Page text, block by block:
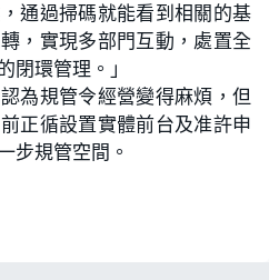
通過掃碼就能看到相關的基
，實現多部門互動，處置全
閉環管理。」
為規管令經營變得麻煩，但
正循設置實體前台及准許申
步規管空間。